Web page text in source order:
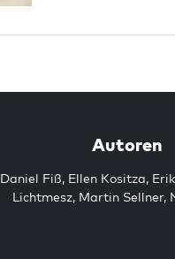
Autoren
Daniel Fiß, Ellen Kositza,
Lichtmesz, Martin Sellner,